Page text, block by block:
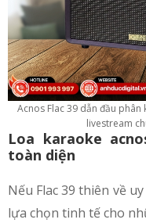
Acnos Flac 39 dẫn đầu
livestream
Loa karaoke
toàn diện
Nếu Flac 39 thiên về
lựa chọn tinh tế cho